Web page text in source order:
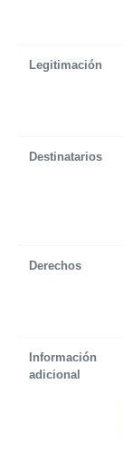
Legitimación
Destinatarios
Derechos
Información
adicional